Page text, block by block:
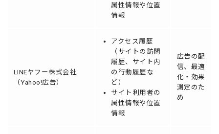
属性情報や位置
情報
LINEヤフー株式会社
（Yahoo!広告）
アクセス履歴
（サイトの訪問
履歴、サイト内
の行動履歴な
ど）
サイト利用者の
属性情報や位置
情報
広告の配
信、最適
化・効果
測定のた
め